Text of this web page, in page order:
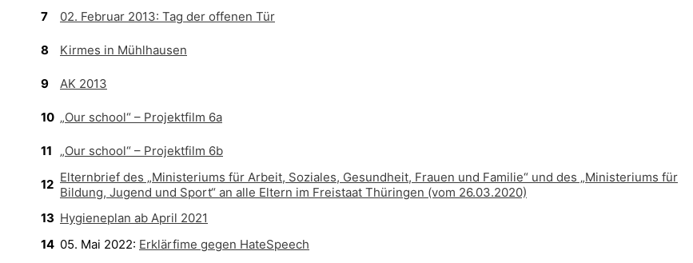
7
02. Februar 2013: Tag der offenen Tür
8
Kirmes in Mühlhausen
9
AK 2013
10 „Our school“ – Projektfilm 6a
11
„Our school“ – Projektfilm 6b
12 Elternbrief des „Ministeriums für Arbeit, Soziales, Gesundheit, Frauen und Familie“ und des „Ministeriums für
Bildung, Jugend und Sport“ an alle Eltern im Freistaat Thüringen (vom 26.03.2020)
13 Hygieneplan ab April 2021
14 05. Mai 2022: Erklärfime gegen HateSpeech